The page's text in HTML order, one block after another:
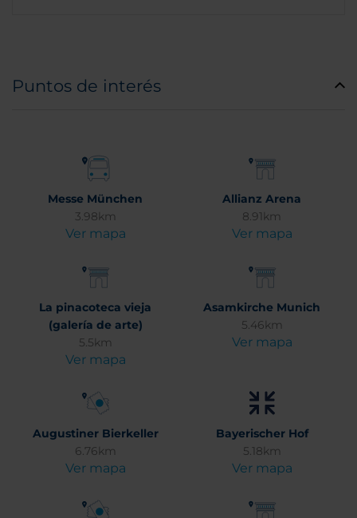
Puntos de interés
Messe München
3.98km
Ver mapa
Allianz Arena
8.91km
Ver mapa
La pinacoteca vieja
(galería de arte)
5.5km
Ver mapa
Asamkirche Munich
5.46km
Ver mapa
Augustiner Bierkeller
6.76km
Ver mapa
Bayerischer Hof
5.18km
Ver mapa